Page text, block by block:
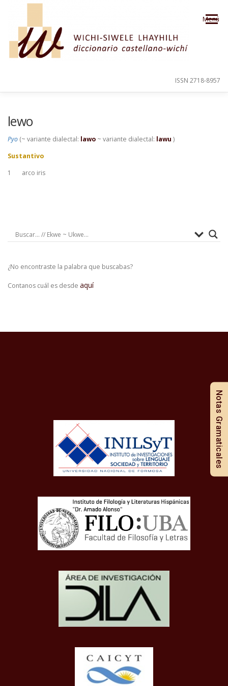
Saltar al contenido
Menú
ISSN 2718-8957
lewo
Pyo (~ variante dialectal: lawo ~ variante dialectal: lawu )
Sustantivo
1
arco iris
¿No encontraste la palabra que buscabas?
Contanos cuál es desde aquí
Notas Gramaticales